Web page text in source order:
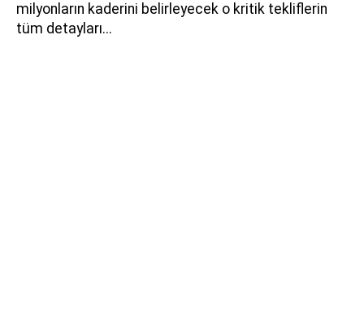
milyonların kaderini belirleyecek o kritik tekliflerin
tüm detayları...